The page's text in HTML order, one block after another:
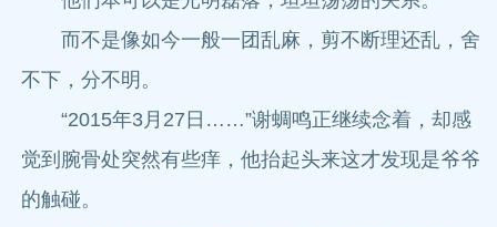
而不是像如今一般一团乱麻，剪不断理还乱，舍
不下，分不明。
“2015年3月27日……”谢蜩鸣正继续念着，却感
觉到腕骨处突然有些痒，他抬起头来这才发现是爷爷
的触碰。